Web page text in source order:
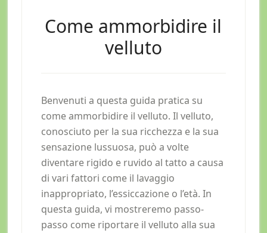
Come ammorbidire il
velluto
Benvenuti a questa guida pratica su
come ammorbidire il velluto. Il velluto,
conosciuto per la sua ricchezza e la sua
sensazione lussuosa, può a volte
diventare rigido e ruvido al tatto a causa
di vari fattori come il lavaggio
inappropriato, l’essiccazione o l’età. In
questa guida, vi mostreremo passo-
passo come riportare il velluto alla sua